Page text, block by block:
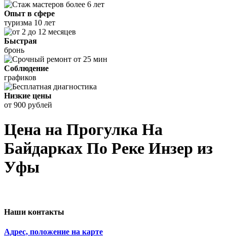
Опыт в сфере
туризма 10 лет
Быстрая
бронь
Соблюдение
графиков
Низкие цены
от 900 рублей
Цена на Прогулка На
Байдарках По Реке Инзер из
Уфы
Наши контакты
Адрес, положение на карте